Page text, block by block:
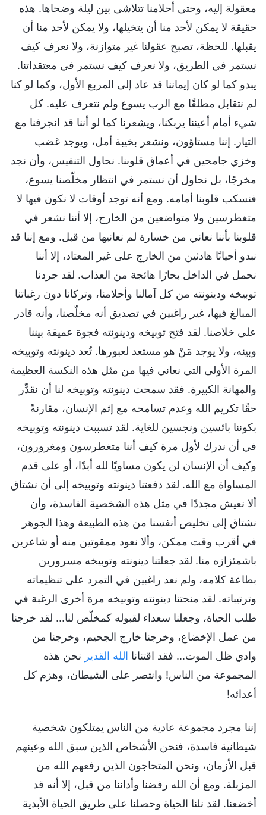
معقولة إليه، وحتى أحلامنا تتلاشى بين ليلة وضحاها. هذه
حقيقة لا يمكن لأحد منا أن يتخيلها، ولا يمكن لأحد منا أن
يقبلها. للحظة، تصبح عقولنا غير متوازنة، ولا نعرف كيف
نستمر في الطريق، ولا نعرف كيف نستمر في معتقداتنا.
يبدو كما لو كان إيماننا قد عاد إلى المربع الأول، وكما لو كنا
لم نتقابل مطلقًا مع الرب يسوع ولم نتعرف عليه. كل
شيء أمام أعيننا يربكنا، ويشعرنا كما لو أننا قد انجرفنا مع
التيار. إننا مستاؤون، ونشعر بخيبة أمل، ويوجد غضب
وخزي جامحين في أعماق قلوبنا. نحاول التنفيس، وأن نجد
مخرجًا، بل نحاول أن نستمر في انتظار مخلّصنا يسوع،
فنسكب قلوبنا أمامه. ومع أنه توجد أوقات لا نكون فيها لا
متغطرسين ولا متواضعين من الخارج، إلا أننا نشعر في
قلوبنا بأننا نعاني من خسارة لم نعانيها من قبل. ومع إننا قد
نبدو أحيانًا هادئين من الخارج على غير المعتاد، إلا أننا
نحمل في الداخل بحارًا هائجة من العذاب. لقد جردنا
توبيخه ودينونته من كل آمالنا وأحلامنا، وتركانا دون رغباتنا
المبالغ فيها، غير راغبين في تصديق أنه مخلّصنا، وأنه قادر
على خلاصنا. لقد فتح توبيخه ودينونته فجوة عميقة بيننا
وبينه، ولا يوجد مَنْ هو مستعد لعبورها. تُعد دينونته وتوبيخه
المرة الأولى التي نعاني فيها من مثل هذه النكسة العظيمة
والمهانة الكبيرة. فقد سمحت دينونته وتوبيخه لنا أن نقدِّر
حقًا تكريم الله وعدم تسامحه مع إثم الإنسان، مقارنةً
بكوننا بائسين ونجسين للغاية. لقد تسببت دينونته وتوبيخه
في أن ندرك لأول مرة كيف أننا متغطرسون ومغرورون،
وكيف أن الإنسان لن يكون مساويًا لله أبدًا، أو على قدم
المساواة مع الله. لقد دفعتنا دينونته وتوبيخه إلى أن نشتاق
ألا نعيش مجددًا في مثل هذه الشخصية الفاسدة، وأن
نشتاق إلى تخليص أنفسنا من هذه الطبيعة وهذا الجوهر
في أقرب وقت ممكن، وألا نعود ممقوتين منه أو شاعرين
باشمئزازه منا. لقد جعلتنا دينونته وتوبيخه مسرورين
بطاعة كلامه، ولم نعد راغبين في التمرد على تنظيماته
وترتيباته. لقد منحتنا دينونته وتوبيخه مرة أخرى الرغبة في
طلب الحياة، وجعلنا سعداء لقبوله كمخلّص لنا... لقد خرجنا
من عمل الإخضاع، وخرجنا خارج الجحيم، وخرجنا من
وادي ظل الموت... فقد اقتنانا الله القدير نحن هذه
المجموعة من الناس! وانتصر على الشيطان، وهزم كل
أعدائه!
إننا مجرد مجموعة عادية من الناس يمتلكون شخصية
شيطانية فاسدة، فنحن الأشخاص الذين سبق الله وعينهم
قبل الأزمان، ونحن المتحاجون الذين رفعهم الله من
المزبلة. ومع أن الله رفضنا وأداننا من قبل، إلا أنه قد
أخضعنا. لقد نلنا الحياة وحصلنا على طريق الحياة الأبدية